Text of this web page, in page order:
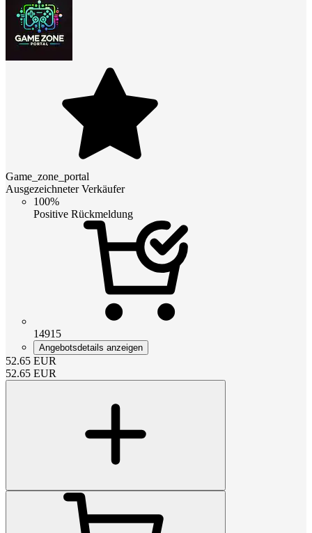
Game_zone_portal
Ausgezeichneter Verkäufer
100%
Positive Rückmeldung
14915
Angebotsdetails anzeigen
52.65 EUR
52.65 EUR